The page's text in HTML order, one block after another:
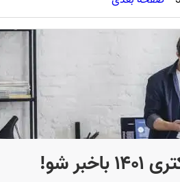
شو!